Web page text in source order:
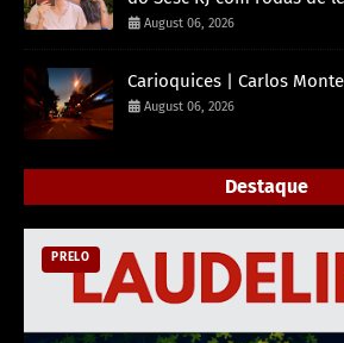
August 06, 2026
Carioquices | Carlos
August 06, 2026
Destaque
PRELO